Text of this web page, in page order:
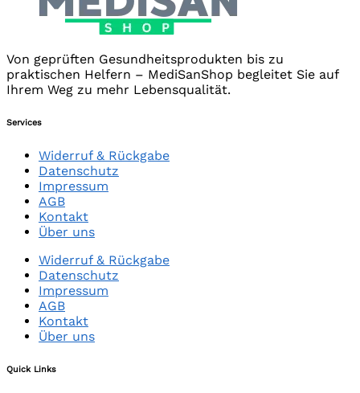
Von geprüften Gesundheitsprodukten bis zu
praktischen Helfern – MediSanShop begleitet Sie auf
Ihrem Weg zu mehr Lebensqualität.
Services
Widerruf & Rückgabe
Datenschutz
Impressum
AGB
Kontakt
Über uns
Widerruf & Rückgabe
Datenschutz
Impressum
AGB
Kontakt
Über uns
Quick Links